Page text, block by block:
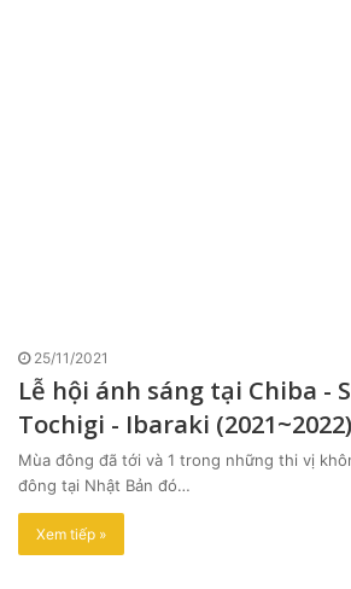
25/11/2021
Lễ hội ánh sáng tại Chiba -
Tochigi - Ibaraki (2021~2022)
Mùa đông đã tới và 1 trong những thi vị
đông tại Nhật Bản đó…
Xem tiếp »